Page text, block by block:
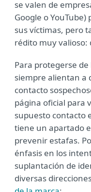
se valen de
Google o
sus víctimas, pero
rédito muy valioso:
Para protegerse
siempre alientan a
contacto
página oficial para
supuesto contacto
tiene un apartado
prevenir estafas.
énfasis en los
suplantación de
diversas